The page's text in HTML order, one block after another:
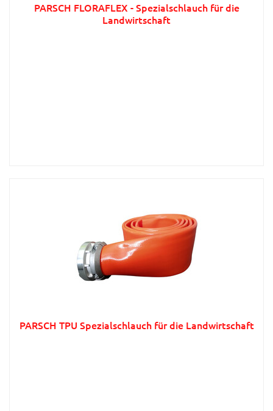
PARSCH FLORAFLEX - Spezialschlauch für die
Landwirtschaft
PARSCH TPU Spezialschlauch für die Landwirtschaft